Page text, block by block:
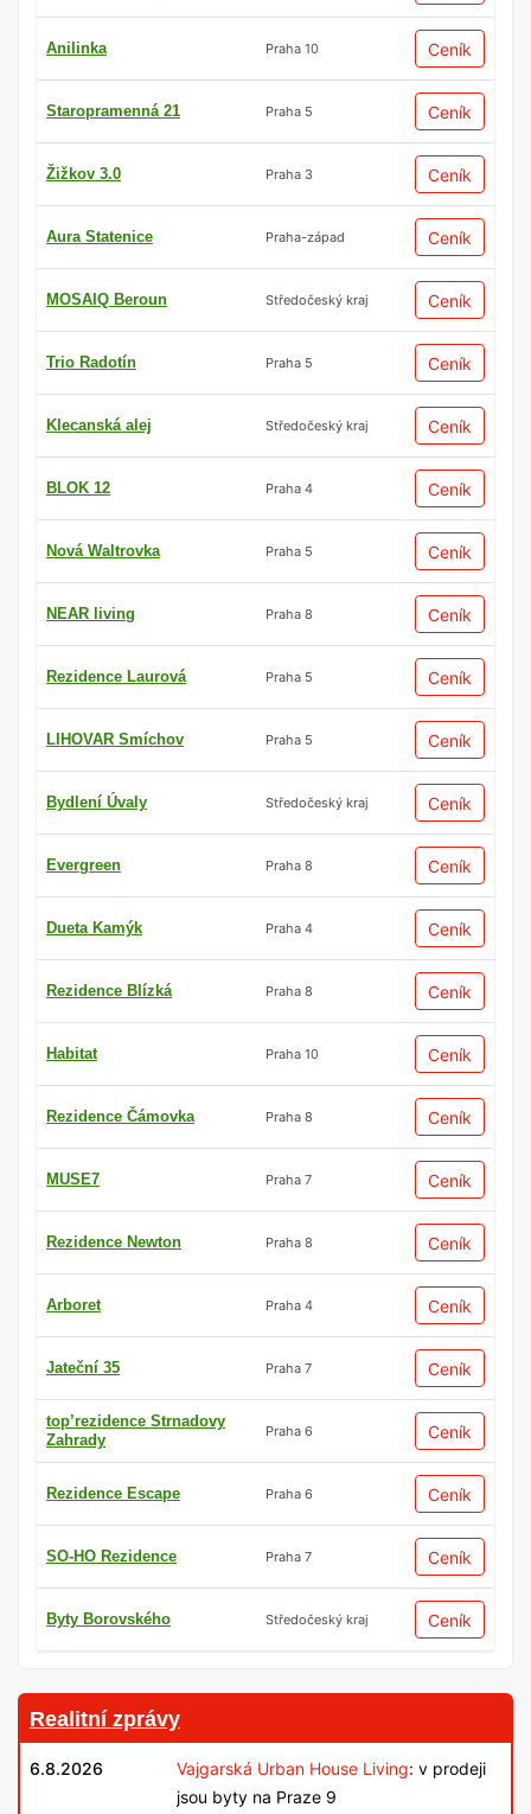
Anilinka Praha 10 Ceník
Staropramenná 21 Praha 5 Ceník
Žižkov 3.0 Praha 3 Ceník
Aura Statenice Praha-západ Ceník
MOSAIQ Beroun Středočeský kraj Ceník
Trio Radotín Praha 5 Ceník
Klecanská alej Středočeský kraj Ceník
BLOK 12 Praha 4 Ceník
Nová Waltrovka Praha 5 Ceník
NEAR living Praha 8 Ceník
Rezidence Laurová Praha 5 Ceník
LIHOVAR Smíchov Praha 5 Ceník
Bydlení Úvaly Středočeský kraj Ceník
Evergreen Praha 8 Ceník
Dueta Kamýk Praha 4 Ceník
Rezidence Blízká Praha 8 Ceník
Habitat Praha 10 Ceník
Rezidence Čámovka Praha 8 Ceník
MUSE7 Praha 7 Ceník
Rezidence Newton Praha 8 Ceník
Arboret Praha 4 Ceník
Jateční 35 Praha 7 Ceník
top’rezidence Strnadovy
Zahrady
Praha 6 Ceník
Rezidence Escape Praha 6 Ceník
SO-HO Rezidence Praha 7 Ceník
Byty Borovského Středočeský kraj Ceník
Realitní zprávy
6.8.2026 Vajgarská Urban House Living: v prodeji
jsou byty na Praze 9